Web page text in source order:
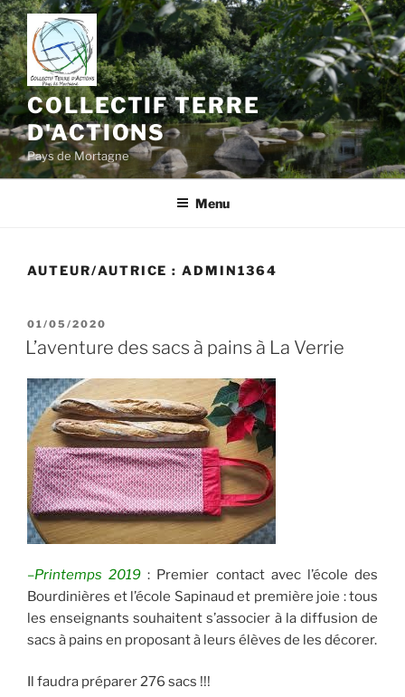
Aller
au
contenu
principal
COLLECTIF TERRE
D'ACTIONS
Pays de Mortagne
Menu
AUTEUR/AUTRICE :ADMIN1364
PUBLIÉ
LE
01/05/2020
L’aventure des sacs à pains à La Verrie
–Printemps 2019 : Premier contact avec l’école des
Bourdinières et l’école Sapinaud et première joie : tous
les enseignants souhaitent s’associer à la diffusion de
sacs à pains en proposant à leurs élèves de les décorer.
Il faudra préparer 276 sacs !!!